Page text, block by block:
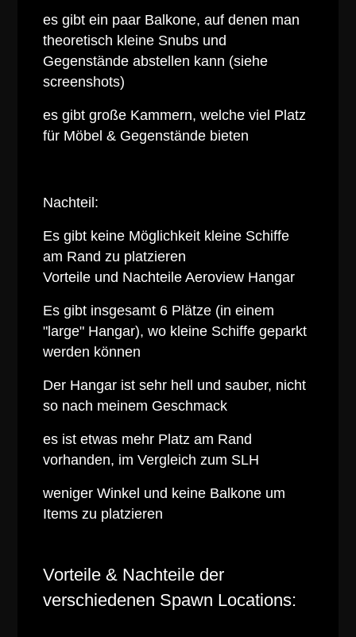
es gibt ein paar Balkone, auf denen man
theoretisch kleine Snubs und
Gegenstände abstellen kann (siehe
screenshots)
es gibt große Kammern, welche viel Platz
für Möbel & Gegenstände bieten
Nachteil:
Es gibt keine Möglichkeit kleine Schiffe
am Rand zu platzieren
Vorteile und Nachteile Aeroview Hangar
Es gibt insgesamt 6 Plätze (in einem
"large" Hangar), wo kleine Schiffe geparkt
werden können
Der Hangar ist sehr hell und sauber, nicht
so nach meinem Geschmack
es ist etwas mehr Platz am Rand
vorhanden, im Vergleich zum SLH
weniger Winkel und keine Balkone um
Items zu platzieren
Vorteile & Nachteile der
verschiedenen Spawn Locations: